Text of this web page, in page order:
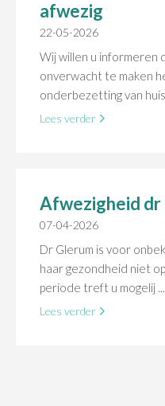
afwezig
22-05-2026
Wij willen u informeren
onverwacht te maken
onderbezetting van
Lees verder
Afwezigheid dr
07-04-2026
Dr Glerum is voor
haar gezondheid niet
periode treft u mogelij ...
Lees verder